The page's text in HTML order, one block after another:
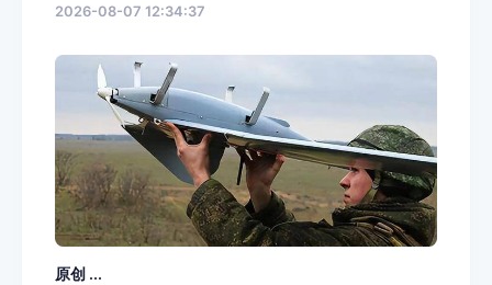
2026-08-07 12:34:37
原创 ...